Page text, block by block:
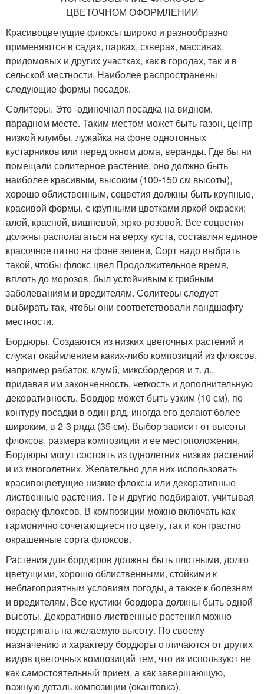
Красивоцветущие флоксы широко и разнообразно
применяются в садах, парках, скверах, массивах,
придомовых и других участках, как в городах, так и в
сельской местности. Наиболее распространены
следующие формы посадок.
Солитеры. Это -одиночная посадка на видном,
парадном месте. Таким местом может быть газон, центр
низкой клумбы, лужайка на фоне однотонных
кустарников или перед окном дома, веранды. Где бы ни
помещали солитерное растение, оно должно быть
наиболее красивым, высоким (100-150 см высоты),
хорошо облиственным, соцветия должны быть крупные,
красивой формы, с крупными цветками яркой окраски;
алой, красной, вишневой, ярко-розовой. Все соцветия
должны располагаться на верху куста, составляя единое
красочное пятно на фоне зелени, Сорт надо выбрать
такой, чтобы флокс цвел Продолжительное время,
вплоть до морозов, был устойчивым к грибным
заболеваниям и вредителям. Солитеры следует
выбирать так, чтобы они соответствовали ландшафту
местности.
Бордюры. Создаются из низких цветочных растений и
служат окаймлением каких-либо композиций из флоксов,
например рабаток, клумб, миксбордеров и т. д.,
придавая им законченность, четкость и дополнительную
декоративность. Бордюр может быть узким (10 см), по
контуру посадки в один ряд, иногда его делают более
широким, в 2-3 ряда (35 см). Выбор зависит от высоты
флоксов, размера композиции и ее местоположения.
Бордюры могут состоять из однолетних низких растений
и из многолетних. Желательно для них использовать
красивоцветущие низкие флоксы или декоративные
лиственные растения. Те и другие подбирают, учитывая
окраску флоксов. В композиции можно включать как
гармонично сочетающиеся по цвету, так и контрастно
окрашенные сорта флоксов.
Растения для бордюров должны быть плотными, долго
цветущими, хорошо облиственными, стойкими к
неблагоприятным условиям погоды, а также к болезням
и вредителям. Все кустики бордюра должны быть одной
высоты. Декоративно-лиственные растения можно
подстригать на желаемую высоту. По своему
назначению и характеру бордюры отличаются от других
видов цветочных композиций тем, что их используют не
как самостоятельный прием, а как завершающую,
важную деталь композиции (окантовка).